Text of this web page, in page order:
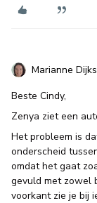
Marianne
Beste Cindy,
Zenya ziet een
Het probleem is
onderscheid
omdat het gaat
gevuld met zowel
voorkant zie je bij